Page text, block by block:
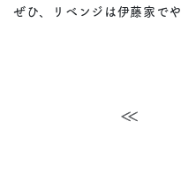
ぜひ、リベンジは伊藤家で